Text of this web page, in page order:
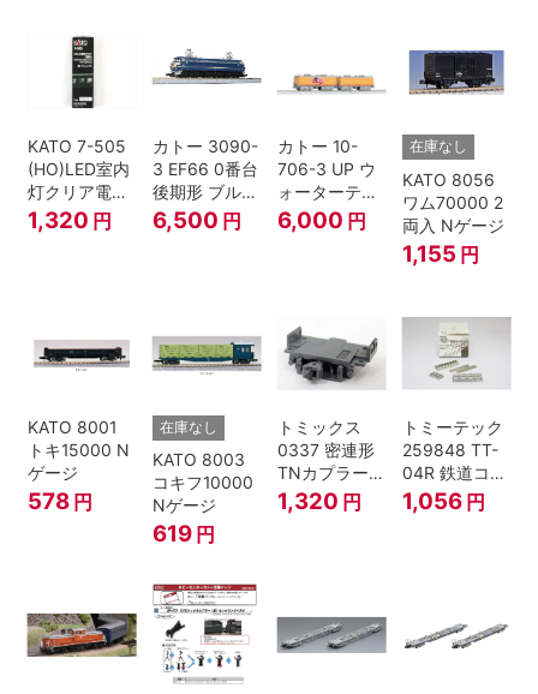
KATO 7-505
(HO)LED室内
灯クリア電球
色
1,320 円
カトー 3090-
3 EF66 0番台
後期形 ブルー
トレイン牽引
機
6,500 円
カトー 10-
706-3 UP ウ
ォーターテン
ダー 2両入
6,000 円
在庫なし
KATO 8056
ワム70000 2
両入 Nゲージ
1,155 円
KATO 8001
トキ15000 N
ゲージ
578 円
在庫なし
KATO 8003
コキフ10000
Nゲージ
619 円
トミックス
0337 密連形
TNカプラー
(6個入・SPタ
イプ)
1,320 円
トミーテック
259848 TT-
04R 鉄道コレ
クション
1,056 円